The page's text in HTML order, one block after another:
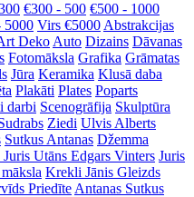
€300 - 500 €500 - 1000
5000 Virs €5000 Abstrakcijas
Deko Auto Dizains Dāvanas
Fotomāksla Grafika Grāmatas
Jūra Keramika Klusā daba
Plakāti Plates Poparts
darbi Scenogrāfija Skulptūra
Ziedi Ulvis Alberts
Sutkus Antanas Džemma
Juris Utāns Edgars Vinters Juris
Krekli Jānis Gleizds
Priedīte Antanas Sutkus